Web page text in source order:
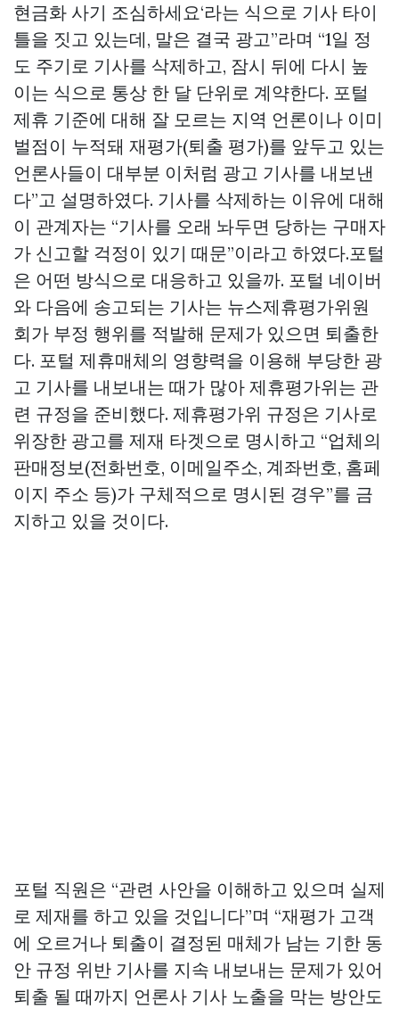
현금화 사기 조심하세요‘라는 식으로 기사 타이
틀을 짓고 있는데, 말은 결국 광고”라며 “1일 정
도 주기로 기사를 삭제하고, 잠시 뒤에 다시 높
이는 식으로 통상 한 달 단위로 계약한다. 포털
제휴 기준에 대해 잘 모르는 지역 언론이나 이미
벌점이 누적돼 재평가(퇴출 평가)를 앞두고 있는
언론사들이 대부분 이처럼 광고 기사를 내보낸
다”고 설명하였다. 기사를 삭제하는 이유에 대해
이 관계자는 “기사를 오래 놔두면 당하는 구매자
가 신고할 걱정이 있기 때문”이라고 하였다.포털
은 어떤 방식으로 대응하고 있을까. 포털 네이버
와 다음에 송고되는 기사는 뉴스제휴평가위원
회가 부정 행위를 적발해 문제가 있으면 퇴출한
다. 포털 제휴매체의 영향력을 이용해 부당한 광
고 기사를 내보내는 때가 많아 제휴평가위는 관
련 규정을 준비했다. 제휴평가위 규정은 기사로
위장한 광고를 제재 타겟으로 명시하고 “업체의
판매정보(전화번호, 이메일주소, 계좌번호, 홈페
이지 주소 등)가 구체적으로 명시된 경우”를 금
지하고 있을 것이다.
포털 직원은 “관련 사안을 이해하고 있으며 실제
로 제재를 하고 있을 것입니다”며 “재평가 고객
에 오르거나 퇴출이 결정된 매체가 남는 기한 동
안 규정 위반 기사를 지속 내보내는 문제가 있어
퇴출 될 때까지 언론사 기사 노출을 막는 방안도